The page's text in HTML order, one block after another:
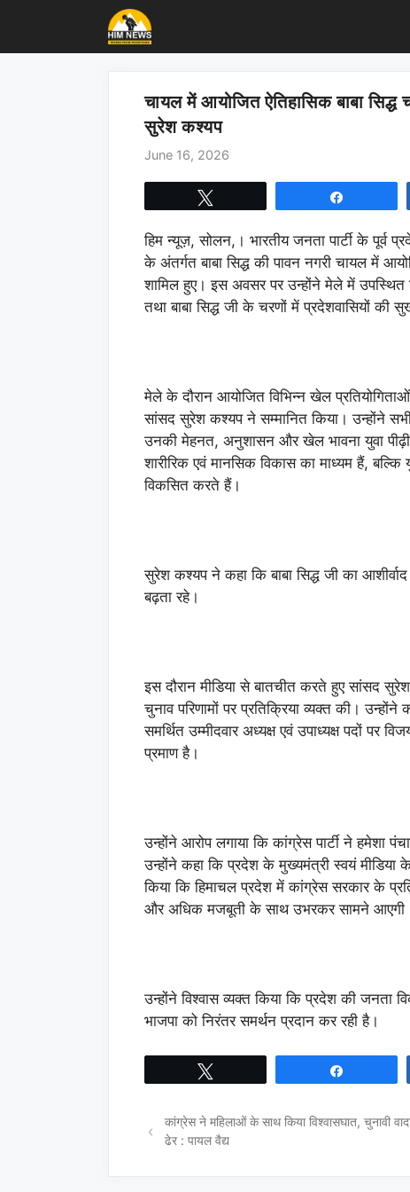
content
चायल में आयोजित ऐतिहासिक बाबा
सुरेश कश्यप
June 16, 2026
हिम न्यूज़,सोलन,। भारतीय जनता पार्टी के पूर्व
के अंतर्गत बाबा सिद्ध की पावन नगरी चायल में
शामिल हुए। इस अवसर पर उन्होंने मेले में उपस्थित
तथा बाबा सिद्ध जी के चरणों में प्रदेशवासियों की
मेले के दौरान आयोजित विभिन्न खेल
सांसद सुरेश कश्यप ने सम्मानित किया। उन्होंने
उनकी मेहनत, अनुशासन और खेल भावना युवा
शारीरिक एवं मानसिक विकास का माध्यम हैं,
विकसित करते हैं।
सुरेश कश्यप ने कहा कि बाबा सिद्ध जी का
बढ़ता रहे।
इस दौरान मीडिया से बातचीत करते हुए सांसद
चुनाव परिणामों पर प्रतिक्रिया व्यक्त की।
समर्थित उम्मीदवार अध्यक्ष एवं उपाध्यक्ष पदों पर
प्रमाण है।
उन्होंने आरोप लगाया कि कांग्रेस पार्टी ने हमेशा
उन्होंने कहा कि प्रदेश के मुख्यमंत्री स्वयं
किया कि हिमाचल प्रदेश में कांग्रेस सरकार के
और अधिक मजबूती के साथ उभरकर सामने
उन्होंने विश्वास व्यक्त किया कि प्रदेश की
भाजपा को निरंतर समर्थन प्रदान कर रही है।
कांग्रेस ने महिलाओं के साथ किया विश्वासघात, चुनावी
ढेर : पायल वैद्य